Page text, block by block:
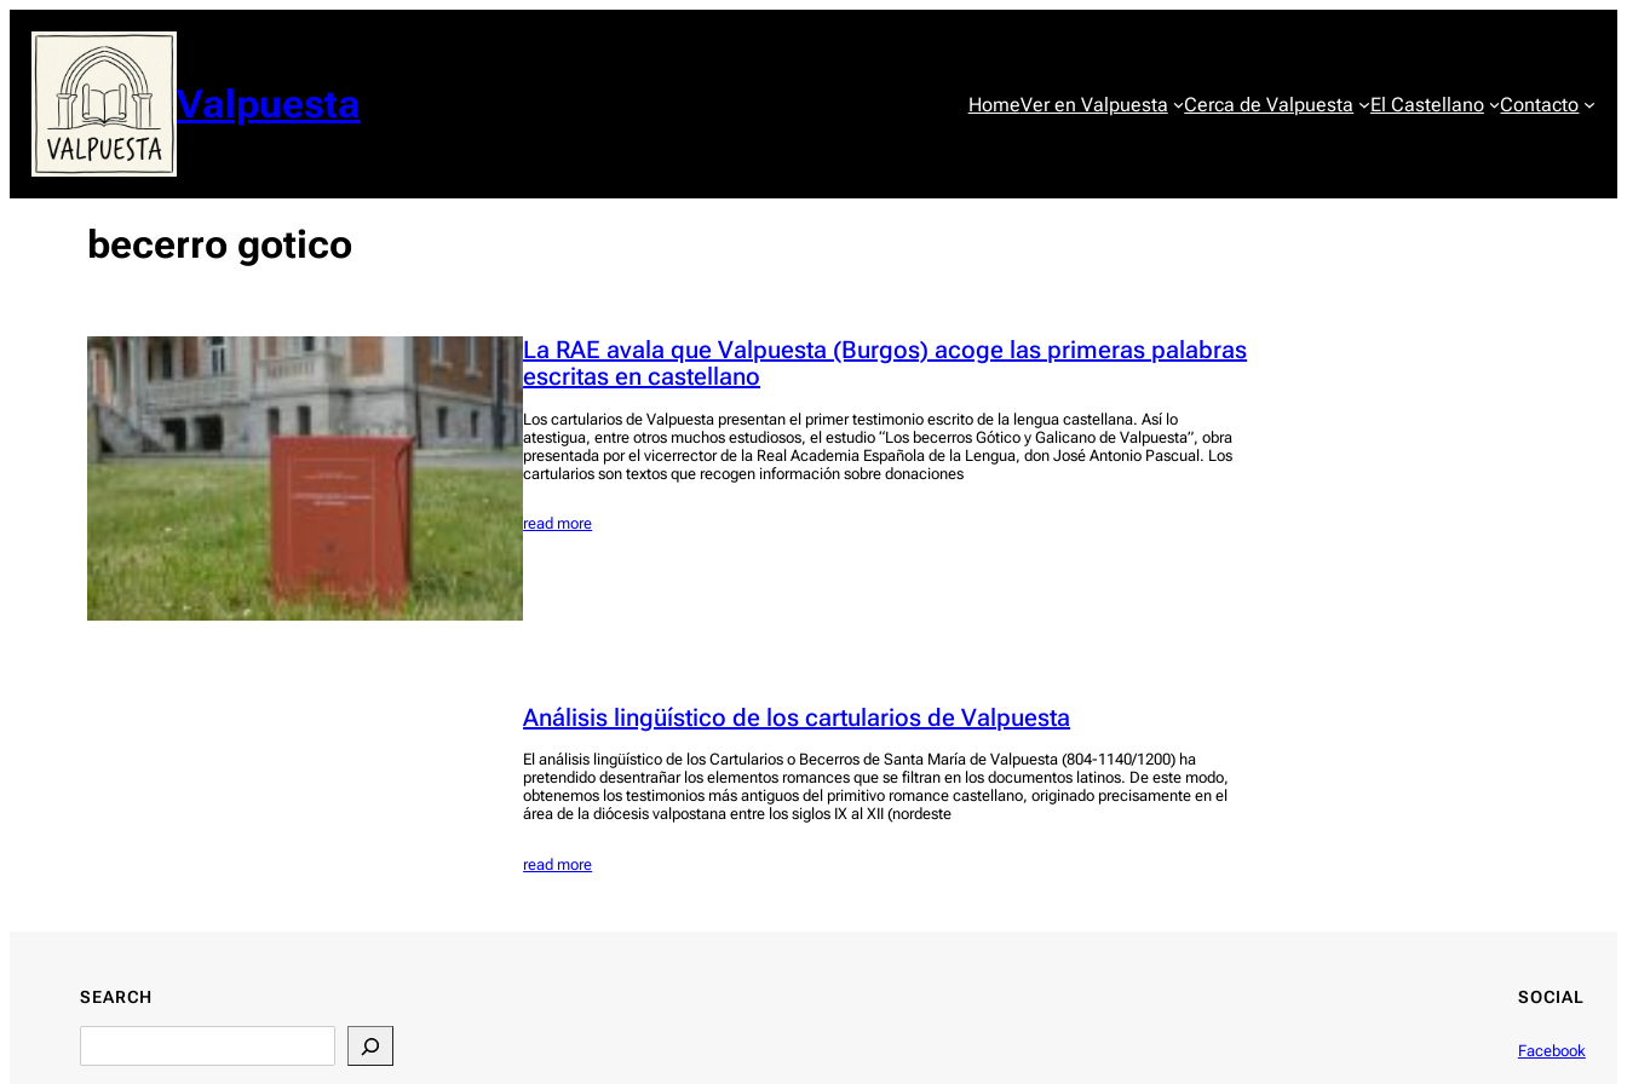
Valpuesta HomeVer en Valpuesta Cerca de Valpuesta El Castellano Contacto
becerro gotico
La RAE avala que Valpuesta (Burgos) acoge las primeras palabras
escritas en castellano
Los cartularios de Valpuesta presentan el primer testimonio escrito de la lengua castellana. Así lo
atestigua, entre otros muchos estudiosos, el estudio “Los becerros Gótico y Galicano de Valpuesta”, obra
presentada por el vicerrector de la Real Academia Española de la Lengua, don José Antonio Pascual. Los
cartularios son textos que recogen información sobre donaciones
read more
Análisis lingüístico de los cartularios de Valpuesta
El análisis lingüístico de los Cartularios o Becerros de Santa María de Valpuesta (804-1140/1200) ha
pretendido desentrañar los elementos romances que se filtran en los documentos latinos. De este modo,
obtenemos los testimonios más antiguos del primitivo romance castellano, originado precisamente en el
área de la diócesis valpostana entre los siglos IX al XII (nordeste
read more
SEARCH SOCIAL
Facebook